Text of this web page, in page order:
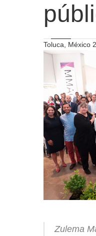
Toluca, México
Zulema